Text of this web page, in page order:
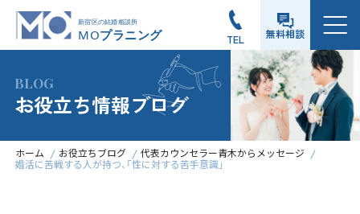
TEL 無料相談
メニュー
BLOG
お役立ち情報ブログ
ホーム お役立ちブログ
代表カウンセラー青木からメッセージ
婚活に苦戦する人が持つ、「性に対する苦手意識」